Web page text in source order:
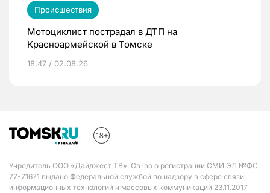
Происшествия
Мотоциклист пострадал в ДТП на
Красноармейской в Томске
18:47 / 02.08.26
Учредитель ООО «Дайджест ТВ». Св-во о регистрации СМИ ЭЛ №ФС
77-71671 выдано Федеральной службой по надзору в сфере связи,
информационных технологий и массовых коммуникаций 23.11.2017